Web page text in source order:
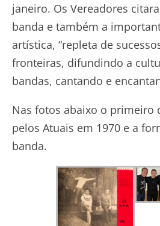
janeiro. Os Vereadores
banda e também a
artística, “repleta de
fronteiras, difundindo a
bandas, cantando e
Nas fotos abaixo o primeiro
pelos Atuais em 1970 e a
banda.